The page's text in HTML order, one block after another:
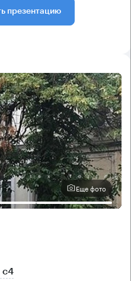
презентацию
Еще фото
с4